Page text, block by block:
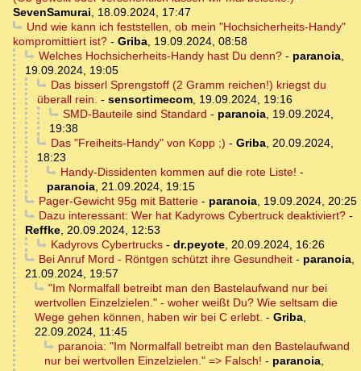
SevenSamurai, 18.09.2024, 17:47
Und wie kann ich feststellen, ob mein "Hochsicherheits-Handy"
kompromittiert ist? - Griba, 19.09.2024, 08:58
Welches Hochsicherheits-Handy hast Du denn?- paranoia,
19.09.2024, 19:05
Das bisserl Sprengstoff (2 Gramm reichen!) kriegst du
überall rein. - sensortimecom, 19.09.2024, 19:16
SMD-Bauteile sind Standard - paranoia, 19.09.2024,
19:38
Das "Freiheits-Handy" von Kopp ;) - Griba, 20.09.2024,
18:23
Handy-Dissidenten kommen auf die rote Liste! -
paranoia, 21.09.2024, 19:15
Pager-Gewicht 95g mit Batterie- paranoia, 19.09.2024, 20:25
Dazu interessant: Wer hat Kadyrows Cybertruck deaktiviert?-
Reffke, 20.09.2024, 12:53
Kadyrovs Cybertrucks- dr.peyote, 20.09.2024, 16:26
Bei Anruf Mord - Röntgen schützt ihre Gesundheit- paranoia,
21.09.2024, 19:57
"Im Normalfall betreibt man den Bastelaufwand nur bei
wertvollen Einzelzielen." - woher weißt Du? Wie seltsam die
Wege gehen können, haben wir bei C erlebt. - Griba,
22.09.2024, 11:45
paranoia: "Im Normalfall betreibt man den Bastelaufwand
nur bei wertvollen Einzelzielen." => Falsch! - paranoia,